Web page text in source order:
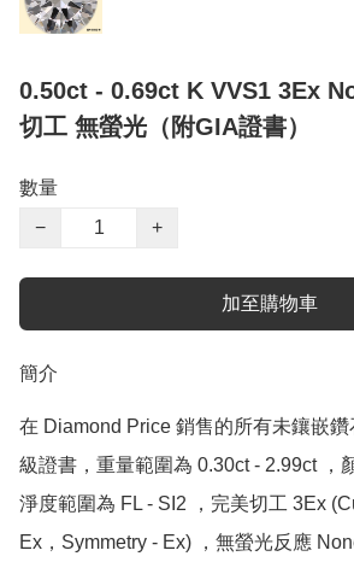
0.50ct - 0.69ct K VVS1 3Ex
切工 無螢光（附GIA證書）
數量
−
+
加至購物車
簡介
在 Diamond Price 銷售的所有未鑲嵌鑽
級證書，重量範圍為 0.30ct - 2.99ct ，
淨度範圍為 FL - SI2 ，完美切工 3Ex
Ex，Symmetry - Ex) ，無螢光反應